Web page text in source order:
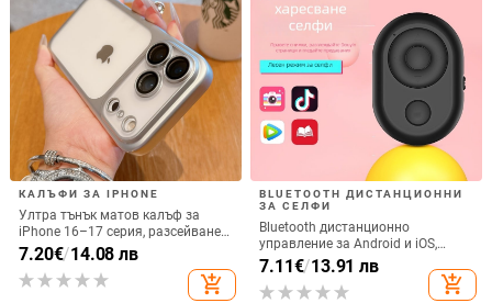
КАЛЪФИ ЗА IPHONE
Ултра тънък матов калъф за
iPhone 16–17 серия, разсейване
на топлината, пълно покритие,
удароустойчив и устойчив на
отпечатъци
7.20€/14.08 лв
add_shopping_cart
BLUETOOTH ДИСТАНЦИОННИ
ЗА СЕЛФИ
Bluetooth дистанционно
управление за Android и iOS,
универсално за снимки и
видеозаписи, модел 6-key tremolo,
Vernon, ABS материал, тегло 15 g
7.11€/13.91 лв
add_shopping_cart